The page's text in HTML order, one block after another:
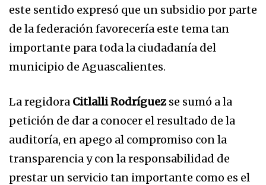
este sentido expresó que un subsidio por parte
de la federación favorecería este tema tan
importante para toda la ciudadanía del
municipio de Aguascalientes.
La regidora Citlalli Rodríguez se sumó a la
petición de dar a conocer el resultado de la
auditoría, en apego al compromiso con la
transparencia y con la responsabilidad de
prestar un servicio tan importante como es el